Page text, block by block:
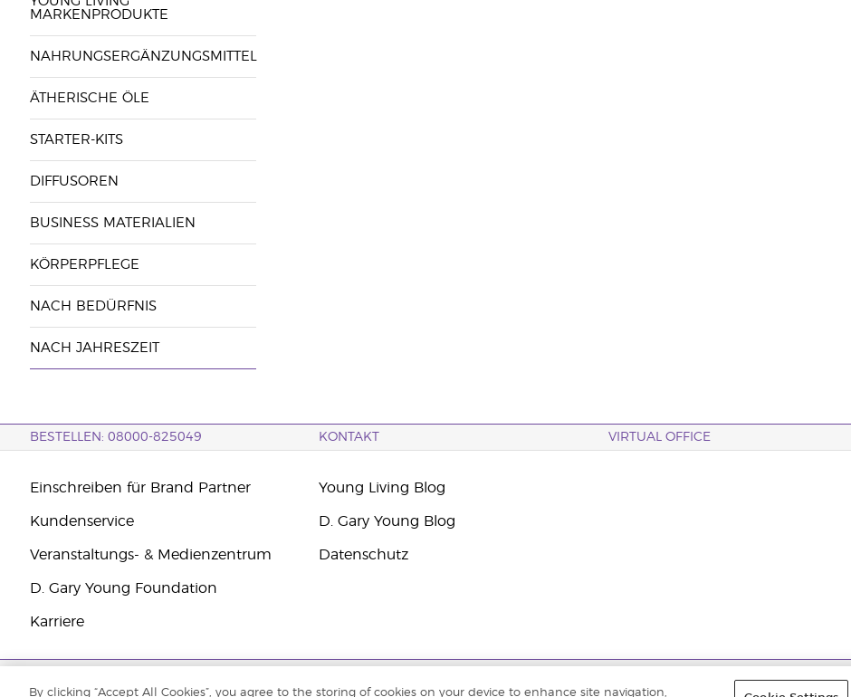
MARKENPRODUKTE
NAHRUNGSERGÄNZUNGSMITTEL
ÄTHERISCHE ÖLE
STARTER-KITS
DIFFUSOREN
BUSINESS MATERIALIEN
KÖRPERPFLEGE
NACH BEDÜRFNIS
NACH JAHRESZEIT
BESTELLEN: 08000-825049 KONTAKT VIRTUAL OFFICE
Einschreiben für Brand Partner
Kundenservice
Veranstaltungs- & Medienzentrum
D. Gary Young Foundation
Karriere
Young Living Blog
D. Gary Young Blog
Datenschutz
By clicking “Accept All Cookies”, you agree to the storing of cookies on your device to enhance site navigation,